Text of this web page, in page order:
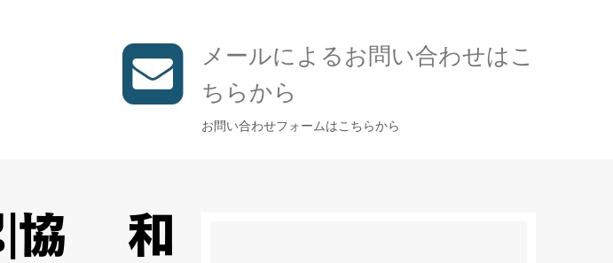
メールによるお問い合わせはこ
ちらから
お問い合わせフォームはこちらから